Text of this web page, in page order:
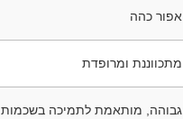
אפור כהה
מתכווננת ומרופדת
גבוהה, מותאמת לתמיכה בשכמות